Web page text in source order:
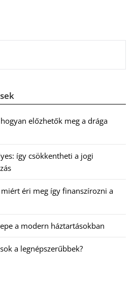
előzhetők meg a drága
így csökkentheti a jogi
éri meg így finanszírozni a
a modern háztartásokban
a legnépszerűbbek?